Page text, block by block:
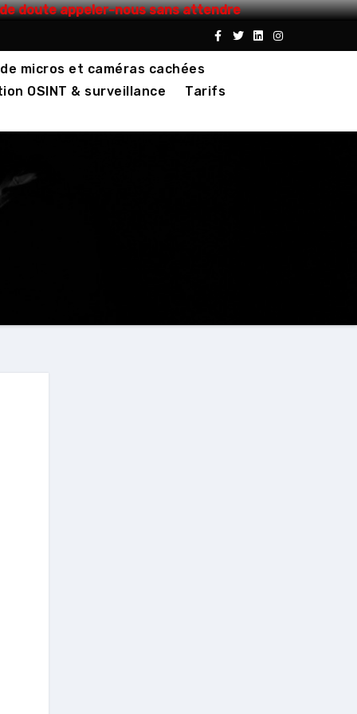
doute appeler-nous sans attendre
micros et caméras cachées
OSINT & surveillance
Tarifs